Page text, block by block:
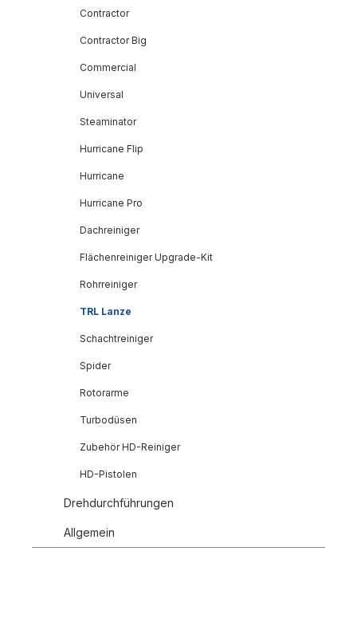
Contractor
Contractor Big
Commercial
Universal
Steaminator
Hurricane Flip
Hurricane
Hurricane Pro
Dachreiniger
Flächenreiniger Upgrade-Kit
Rohrreiniger
TRL Lanze
Schachtreiniger
Spider
Rotorarme
Turbodüsen
Zubehör HD-Reiniger
HD-Pistolen
Drehdurchführungen
Allgemein